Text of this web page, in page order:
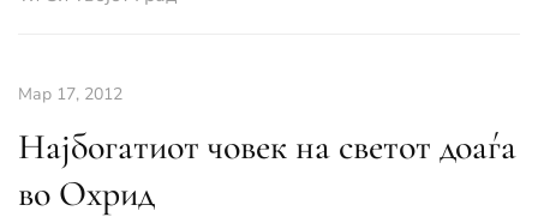
Мар 17, 2012
Најбогатиот човек на светот доаѓа
во Охрид